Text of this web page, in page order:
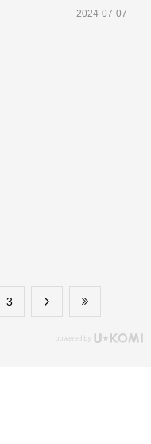
2024-07-07
​3